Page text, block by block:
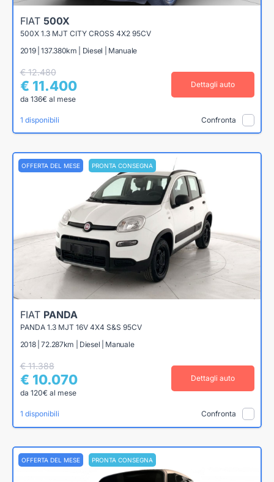
FIAT 500X
500X 1.3 MJT CITY CROSS 4X2 95CV
2019 | 137.380km | Diesel | Manuale
€ 12.480
€ 11.400
da 136€ al mese
Dettagli auto
1 disponibili Confronta
OFFERTA DEL MESE PRONTA CONSEGNA
FIAT PANDA
PANDA 1.3 MJT 16V 4X4 S&S 95CV
2018 | 72.287km | Diesel | Manuale
€ 11.388
€ 10.070
da 120€ al mese
Dettagli auto
1 disponibili Confronta
OFFERTA DEL MESE PRONTA CONSEGNA